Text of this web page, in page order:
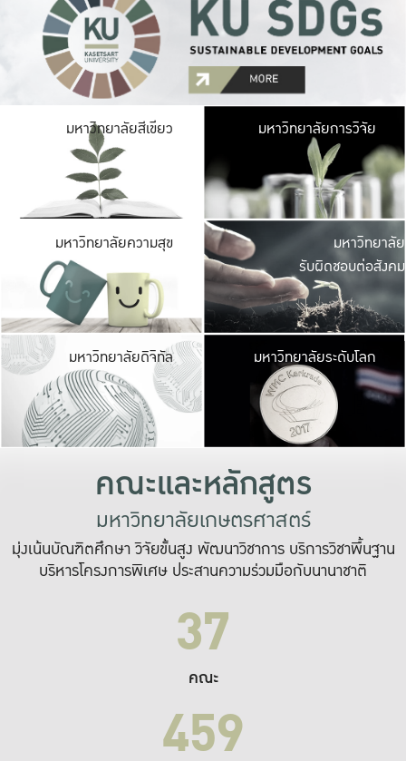
มหาวิทยาลัยสีเขียว มหาวิ
มีพื้นที่เขียวสดใส
เป็นป่าในเมือง เกษต
มหาวิทยาลัยการวิจัย
มหาวิทยาลัยความสุข มหาวิ
ค
เปิดประ
และพบเรื่องราวใ
มหาวิทยาลัย
รับผิดชอบต่อสังคม
มหาวิทยาลัยดิจิทัล มหาวิ
เปลี่ยนแปลง แล
เพื่อทำง
ระบบสารสนเทศ
มหาวิทยาลัยระดับโลก
คณะและหลักสูตร
มหาวิทยาลัยเกษตรศาสตร์
มุ่งเน้นบัณฑิตศึกษา วิจัยขั้นสูง พัฒนาวิชาการ บริการวิชาพื้นฐาน
บริหารโครงการพิเศษ ประสานความร่วมมือกับนานาชาติ
37
คณะ
459